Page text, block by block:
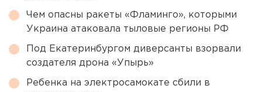
Чем опасны ракеты «Фламинго», которыми
Украина атаковала тыловые регионы РФ
Под Екатеринбургом диверсанты взорвали
создателя дрона «Упырь»
Ребенка на электросамокате сбили в